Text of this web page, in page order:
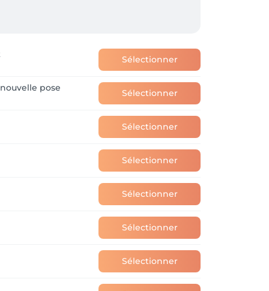
Sélectionner
pose Sélectionner
Sélectionner
Sélectionner
Sélectionner
Sélectionner
Sélectionner